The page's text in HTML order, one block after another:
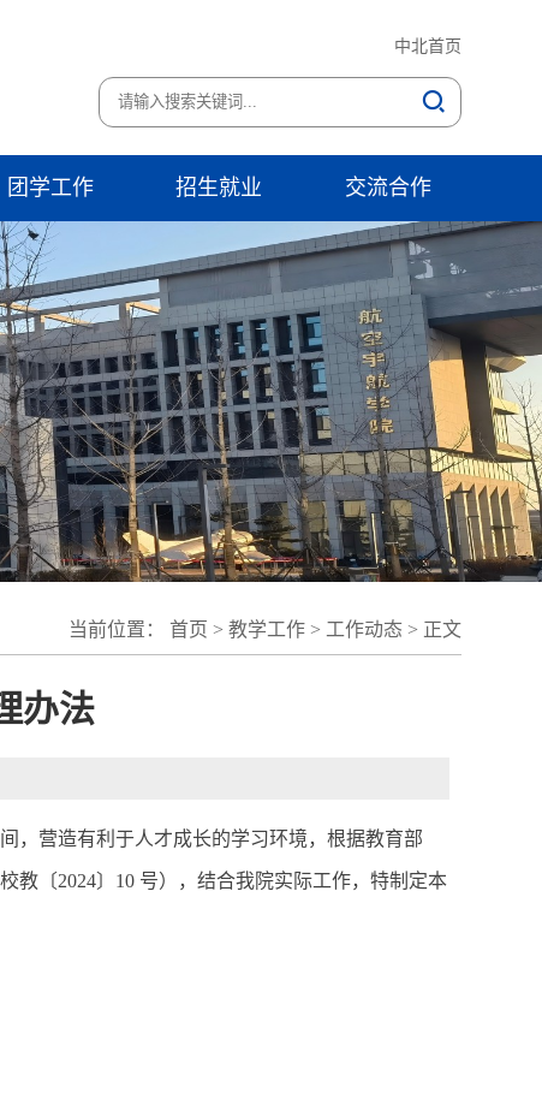
中北首页
团学工作 招生就业 交流合作
当前位置： 首页 > 教学工作> 工作动态> 正文
办法
，营造有利于人才成长的学习环境，根据教育部
教〔2024〕10 号），结合我院实际工作，特制定本